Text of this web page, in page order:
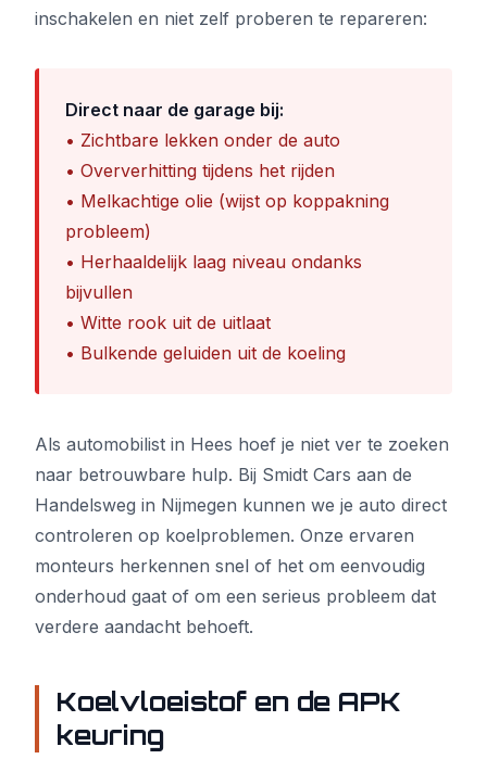
inschakelen en niet zelf proberen te repareren:
Direct naar de garage bij:
• Zichtbare lekken onder de auto
• Oververhitting tijdens het rijden
• Melkachtige olie (wijst op koppakning
probleem)
• Herhaaldelijk laag niveau ondanks
bijvullen
• Witte rook uit de uitlaat
• Bulkende geluiden uit de koeling
Als automobilist in Hees hoef je niet ver te zoeken
naar betrouwbare hulp. Bij Smidt Cars aan de
Handelsweg in Nijmegen kunnen we je auto direct
controleren op koelproblemen. Onze ervaren
monteurs herkennen snel of het om eenvoudig
onderhoud gaat of om een serieus probleem dat
verdere aandacht behoeft.
Koelvloeistof en de APK
keuring